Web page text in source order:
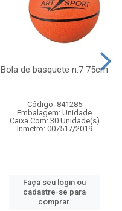
Bola de basquete n.7 75cm
Código: 841285
Embalagem: Unidade
Caixa Com: 30 Unidade(s)
Inmetro: 007517/2019
Faça seu login ou
cadastre-se para
comprar.